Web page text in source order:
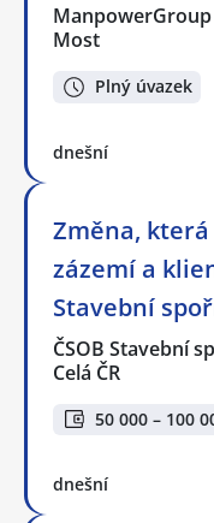
Most
Plný úvazek
dnešní
Změna,
zázemí a
Stavební
ČSOB Stavební
Celá ČR
50 000 – 100
dnešní